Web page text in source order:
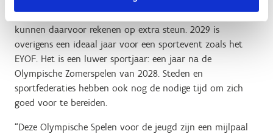
intensief kunnen meewerken aan het voortraject en
kunnen daarvoor rekenen op extra steun. 2029 is
overigens een ideaal jaar voor een sportevent zoals het
EYOF. Het is een luwer sportjaar: een jaar na de
Olympische Zomerspelen van 2028. Steden en
sportfederaties hebben ook nog de nodige tijd om zich
goed voor te bereiden.
“Deze Olympische Spelen voor de jeugd zijn een mijlpaal